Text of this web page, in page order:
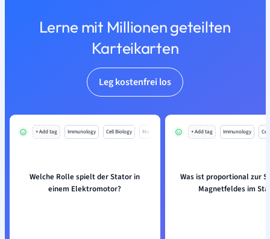
Lerne mit Millionen geteilten
Karteikarten
Leg kostenfrei los
+ Add tag Immunology Cell Biology Mo
Welche Rolle spielt der Stator in
einem Elektromotor?
+ Add tag Immunology
Was ist proportional zur
Magnetfeldes im